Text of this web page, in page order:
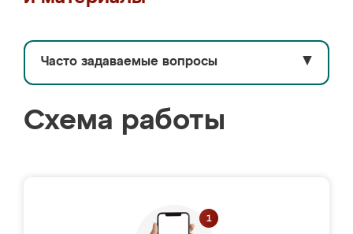
Часто задаваемые вопросы ▼
Схема работы